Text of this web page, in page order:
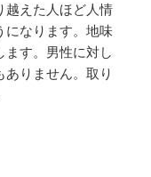
越えた人ほど人情
になります。地味
ます。男性に対し
りません。取り